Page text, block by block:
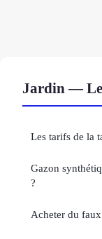
Jardin —
Les tarifs de la
Gazon
?
Acheter du